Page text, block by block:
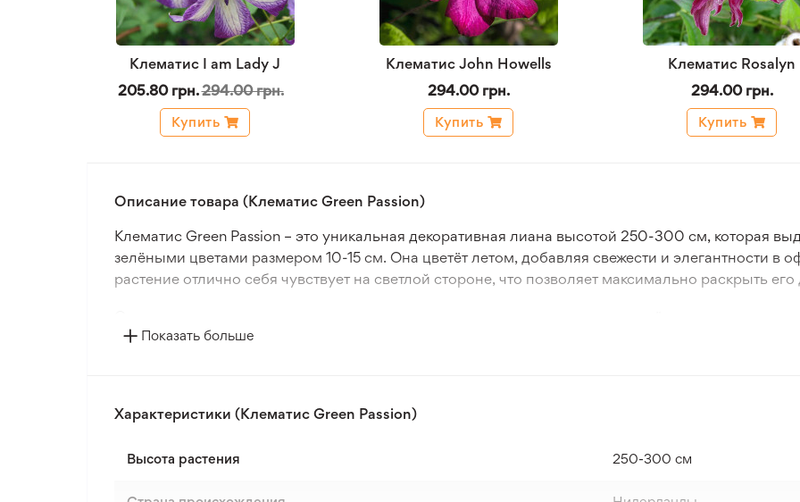
Клематис I am Lady J
205.80 грн. 294.00 грн.
Купить
Клематис John Howells
294.00 грн.
Купить
Клематис Rosalyn
294.00 грн.
Купить
Описание товара (Клематис Green Passion)
Клематис Green Passion – это уникальная декоративная лиана высотой 250-300 см, которая
зелёными цветами размером 10-15 см. Она цветёт летом, добавляя свежести и элегантности в
растение отлично себя чувствует на светлой стороне, что позволяет максимально раскрыть
чернозёме. Оптимальное расстояние для посадки составляет 100 см, что обеспечивает
начинающих и опытных садоводов. Эта лиана отлично подходит для озеленения заборов,
Показать больше
Характеристики (Клематис Green Passion)
Высота растения 250-300 cм